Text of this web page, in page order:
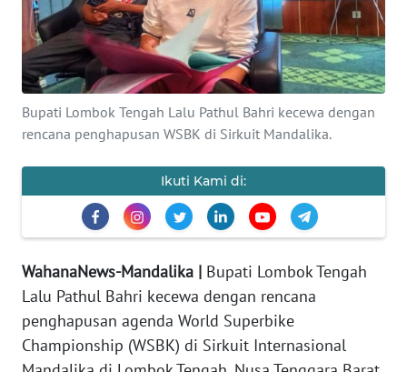
Bupati Lombok Tengah Lalu Pathul Bahri kecewa dengan
rencana penghapusan WSBK di Sirkuit Mandalika.
Ikuti Kami di:
WahanaNews-Mandalika | Bupati Lombok Tengah
Lalu Pathul Bahri kecewa dengan rencana
penghapusan agenda World Superbike
Championship (WSBK) di Sirkuit Internasional
Informasi
INDEKS
BERITA
KONTAK
KAMI
KAMI
PEDOMAN
MEDIA